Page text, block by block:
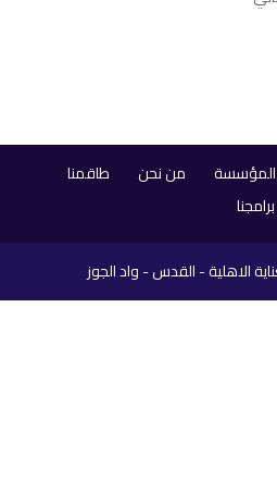
من نحن
طاقمنا
برامجنا
الاهلية - القدس - واد الجوز